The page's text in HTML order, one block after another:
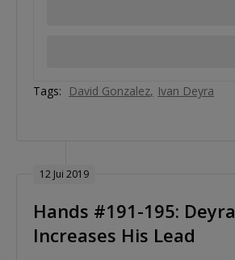
Tags: David Gonzalez Ivan Deyra
12 Jui 2019
Hands #191-195: Deyra
Increases His Lead